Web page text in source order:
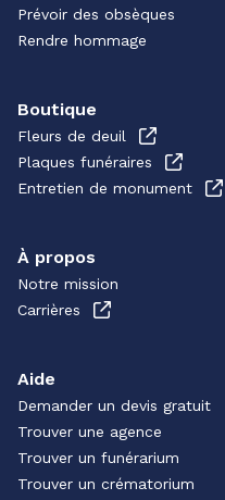
Prévoir des obsèques
Rendre hommage
Boutique
Fleurs de deuil
Plaques funéraires
Entretien de monument
À propos
Notre mission
Carrières
Aide
Demander un devis gratuit
Trouver une agence
Trouver un funérarium
Trouver un crématorium